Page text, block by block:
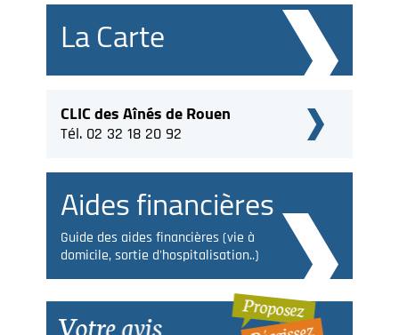
La Carte
CLIC des Aînés de Rouen
Tél. 02 32 18 20 92
Aides financières
Guide des aides financières (vie à
domicile, sortie d'hospitalisation..)